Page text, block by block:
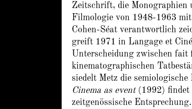
Zeitschrift, die Monographien
Filmologie von 1948-1963
Cohen-Séat verantwortlich
greift 1971 in Langage et
Unterscheidung zwischen fait
kinematographischen
siedelt Metz die
Cinema as event(1992) findet
zeitgenössische